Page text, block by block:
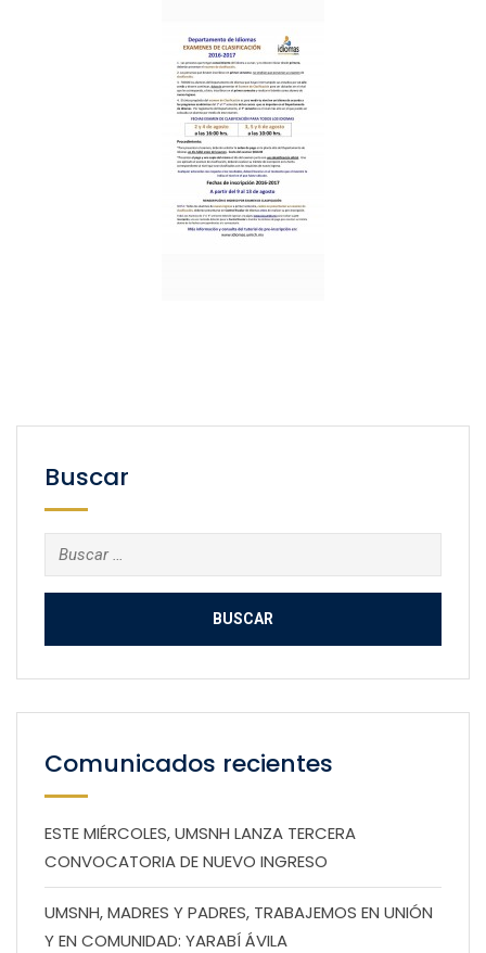
Buscar
Buscar:
Comunicados recientes
ESTE MIÉRCOLES, UMSNH LANZA TERCERA
CONVOCATORIA DE NUEVO INGRESO
UMSNH, MADRES Y PADRES, TRABAJEMOS EN UNIÓN
Y EN COMUNIDAD: YARABÍ ÁVILA